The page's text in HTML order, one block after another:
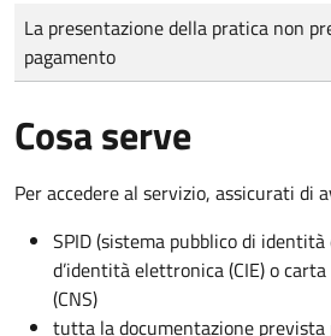
Tipo di pagamento
Importo
La presentazione della pratica non
pagamento
Cosa serve
Per accedere al servizio, assicurati di
SPID (sistema pubblico di
d’identità elettronica (CIE) o
(CNS)
tutta la documentazione prevista